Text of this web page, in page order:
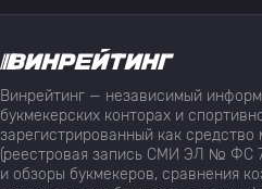
Винрейтинг — независимый
букмекерских конторах и
зарегистрированный как
(реестровая запись СМИ ЭЛ № ФС
и обзоры букмекеров, сравнения